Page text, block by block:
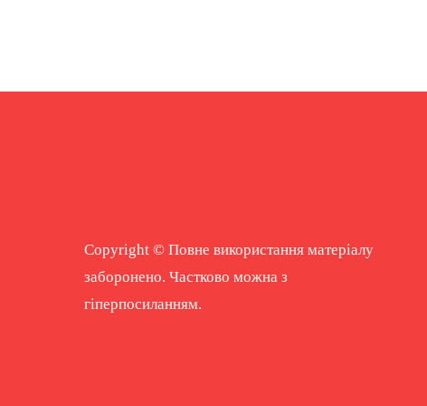
Copyright © Повне використання матеріалу
заборонено. Частково можна з
гіперпосиланням.